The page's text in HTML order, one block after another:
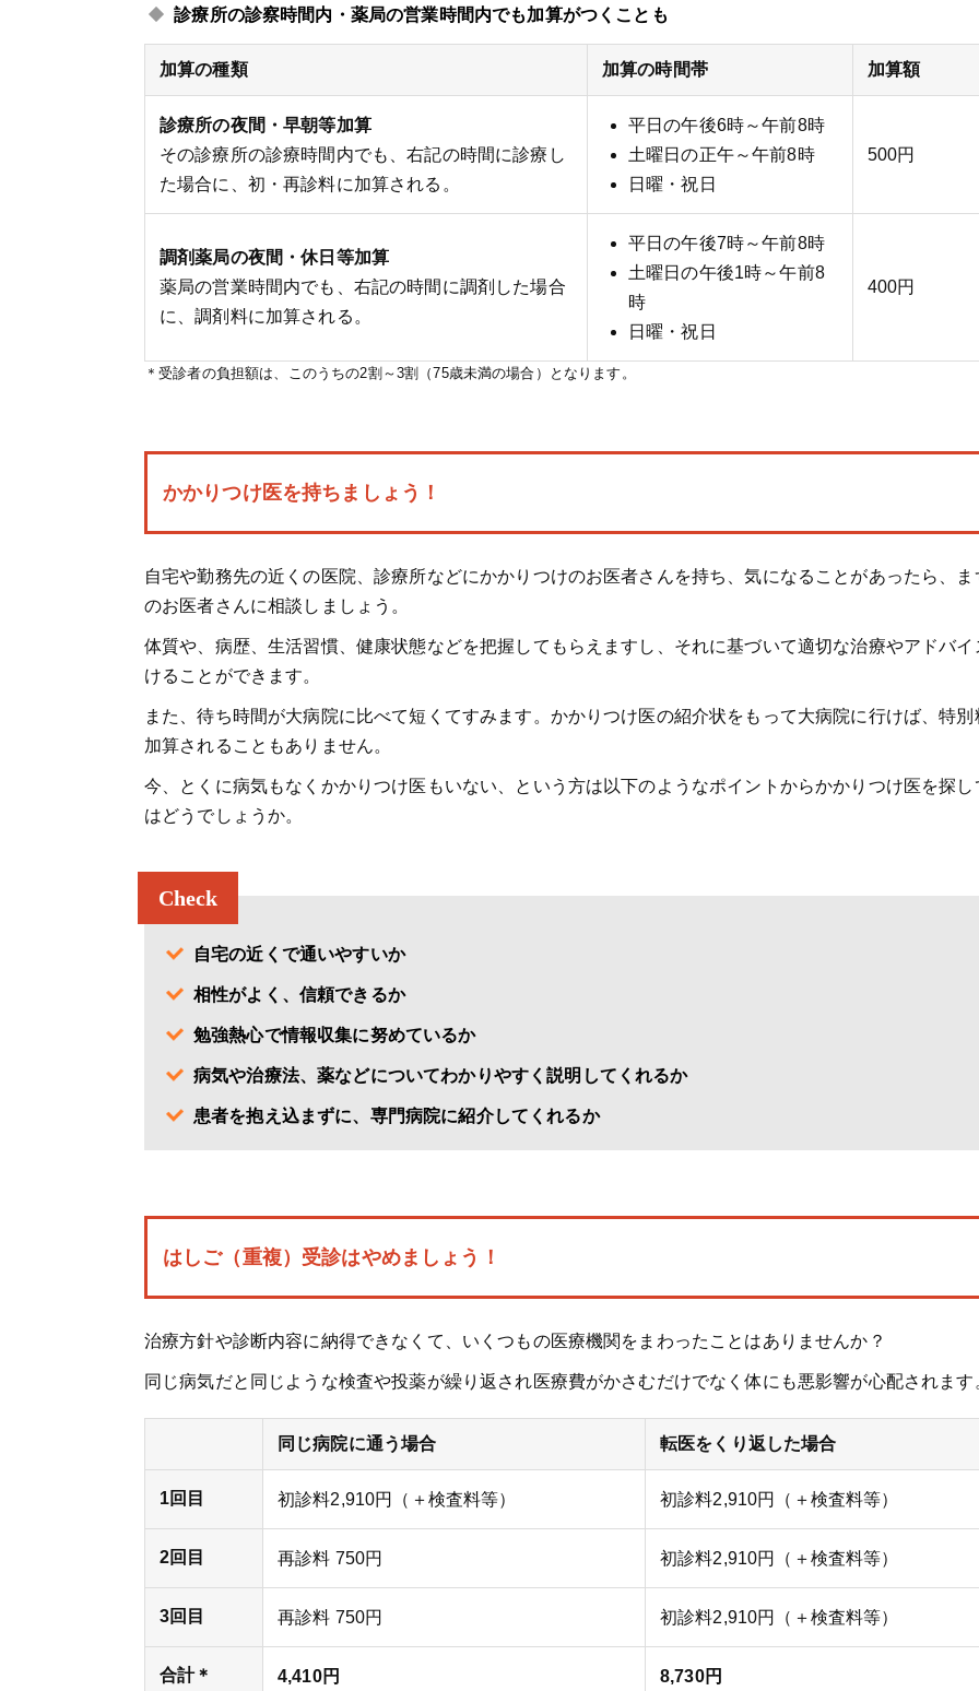
診療所の診察時間内・薬局の営業時間内でも加算がつくことも
加算の種類 加算の時間帯 加算額
診療所の夜間・早朝等加算
その診療所の診療時間内でも、右記の時間に診療し
た場合に、初・再診料に加算される。
平日の午後6時～午前8時
土曜日の正午～午前8時
日曜・祝日
500円
調剤薬局の夜間・休日等加算
薬局の営業時間内でも、右記の時間に調剤した場合
に、調剤料に加算される。
平日の午後7時～午前8時
土曜日の午後1時～午前8
時
日曜・祝日
400円
＊受診者の負担額は、このうちの2割～3割（75歳未満の場合）となります。
かかりつけ医を持ちましょう！
自宅や勤務先の近くの医院、診療所などにかかりつけのお医者さんを持ち、気になることがあったら、ま
のお医者さんに相談しましょう。
体質や、病歴、生活習慣、健康状態などを把握してもらえますし、それに基づいて適切な治療やアドバイ
けることができます。
また、待ち時間が大病院に比べて短くてすみます。かかりつけ医の紹介状をもって大病院に行けば、特別
加算されることもありません。
今、とくに病気もなくかかりつけ医もいない、という方は以下のようなポイントからかかりつけ医を探し
はどうでしょうか。
Check
自宅の近くで通いやすいか
相性がよく、信頼できるか
勉強熱心で情報収集に努めているか
病気や治療法、薬などについてわかりやすく説明してくれるか
患者を抱え込まずに、専門病院に紹介してくれるか
はしご（重複）受診はやめましょう！
治療方針や診断内容に納得できなくて、いくつもの医療機関をまわったことはありませんか？
同じ病気だと同じような検査や投薬が繰り返され医療費がかさむだけでなく体にも悪影響が心配されます
同じ病院に通う場合 転医をくり返した場合
1回目 初診料2,910円（＋検査料等） 初診料2,910円（＋検査料等）
2回目 再診料 750円 初診料2,910円（＋検査料等）
3回目 再診料 750円 初診料2,910円（＋検査料等）
合計＊ 4,410円 8,730円